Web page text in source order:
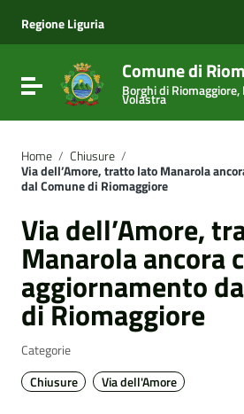
Vai al menu di navigazione
Vai al footer
Regione Liguria
Attiva / disattiva la navigazione
Comune di
Borghi di
Volastra
Home / Chiusure /
Via dell’Amore, tratto lato Manarola
dal Comune di Riomaggiore
Via dell’Amore,
Manarola ancora
aggiornamento
di Riomaggiore
Categorie
Chiusure
Via dell'Amore